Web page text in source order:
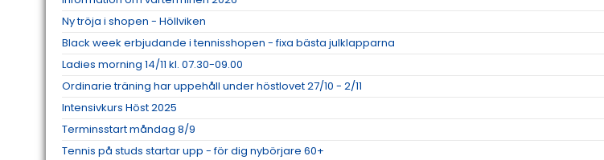
Ny tröja i shopen - Höllviken
Black week erbjudande i tennisshopen - fixa bästa julklapparna
Ladies morning 14/11 kl. 07.30-09.00
Ordinarie träning har uppehåll under höstlovet 27/10 - 2/11
Intensivkurs Höst 2025
Terminsstart måndag 8/9
Tennis på studs startar upp - för dig nybörjare 60+